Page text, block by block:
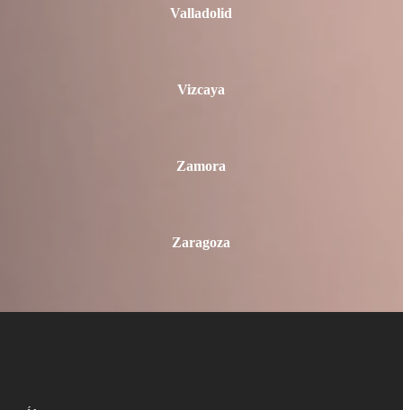
Valladolid
Vizcaya
Zamora
Zaragoza